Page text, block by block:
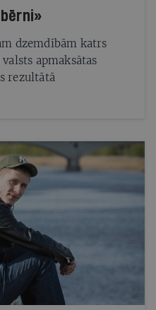
dzemdībām katrs
apmaksātas
rezultātā